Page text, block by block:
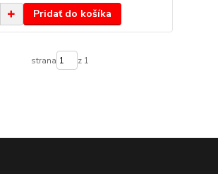
Pridať do košíka
strana z 1